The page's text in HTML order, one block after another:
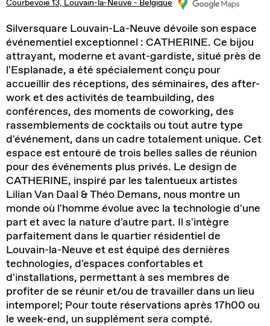
Courbevoie 13, Louvain-la-Neuve - Belgique
Silversquare Louvain-La-Neuve dévoile son espace
événementiel exceptionnel : CATHERINE. Ce bijou
attrayant, moderne et avant-gardiste, situé près de
l'Esplanade, a été spécialement conçu pour
accueillir des réceptions, des séminaires, des after-
work et des activités de teambuilding, des
conférences, des moments de coworking, des
rassemblements de cocktails ou tout autre type
d'événement, dans un cadre totalement unique. Cet
espace est entouré de trois belles salles de réunion
pour des événements plus privés. Le design de
CATHERINE, inspiré par les talentueux artistes
Lilian Van Daal & Théo Demans, nous montre un
monde où l'homme évolue avec la technologie d'une
part et avec la nature d'autre part. Il s'intègre
parfaitement dans le quartier résidentiel de
Louvain-la-Neuve et est équipé des dernières
technologies, d'espaces confortables et
d'installations, permettant à ses membres de
profiter de se réunir et/ou de travailler dans un lieu
intemporel; Pour toute réservations après 17h00 ou
le week-end, un supplément sera compté.